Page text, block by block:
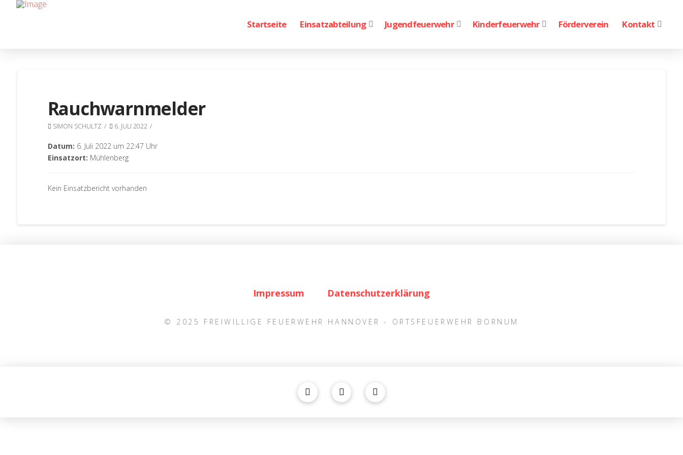
Startseite Einsatzabteilung Jugendfeuerwehr Kinderfeuerwehr Förderverein Kontakt
Rauchwarnmelder
SIMON SCHULTZ 6. JULI 2022
Datum: 6. Juli 2022 um 22:47 Uhr
Einsatzort: Mühlenberg
Kein Einsatzbericht vorhanden
Impressum Datenschutzerklärung
© 2025 FREIWILLIGE FEUERWEHR HANNOVER - ORTSFEUERWEHR BORNUM